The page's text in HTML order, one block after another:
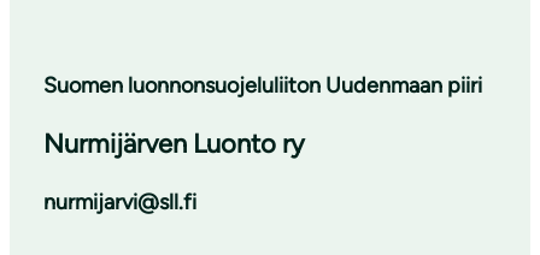
Suomen luonnonsuojeluliiton Uudenmaan piiri
Nurmijärven Luonto ry
nurmijarvi@sll.fi